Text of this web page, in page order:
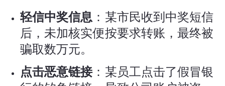
轻信中奖信息 ：某市民收到中奖短信
后，未加核实便按要求转账，最终被
骗取数万元。
点击恶意链接：某员工点击了假冒银